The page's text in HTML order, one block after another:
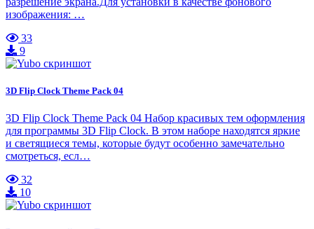
изображения: …
33
9
3D Flip Clock Theme Pack 04
3D Flip Clock Theme Pack 04 Набор красивых тем оформления
для программы 3D Flip Clock. В этом наборе находятся яркие
и светящиеся темы, которые будут особенно замечательно
смотреться, есл…
32
10